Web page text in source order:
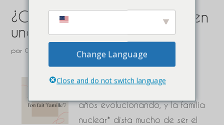
¿Cuándo nos convertimos en
una "familia"?
por Centro Pensées |psicología
años evolucionando, y la familia
nuclear* dista mucho de ser el
Change Language
Close and do not switch language